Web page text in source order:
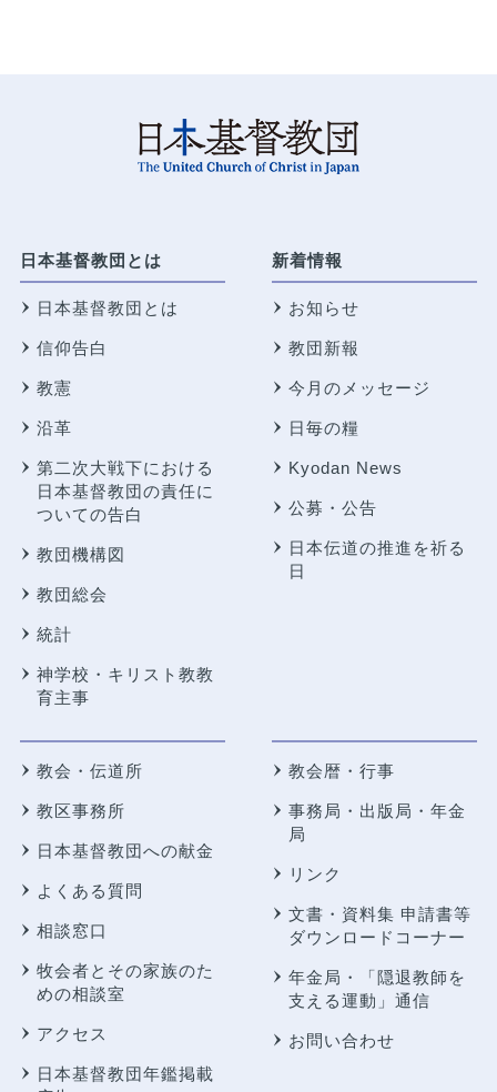
日本基督教団とは
日本基督教団とは
信仰告白
教憲
沿革
第二次大戦下における
日本基督教団の責任に
ついての告白
教団機構図
教団総会
統計
神学校・キリスト教教
育主事
新着情報
お知らせ
教団新報
今月のメッセージ
日毎の糧
Kyodan News
公募・公告
日本伝道の推進を祈る
日
教会・伝道所
教区事務所
日本基督教団への献金
よくある質問
相談窓口
牧会者とその家族のた
めの相談室
アクセス
日本基督教団年鑑掲載
教会暦・行事
事務局・出版局・年金
局
リンク
文書・資料集 申請書等
ダウンロードコーナー
年金局・
「隠退教師を
支える運動」通信
お問い合わせ